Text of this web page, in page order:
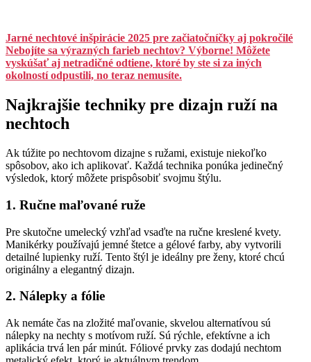
Jarné nechtové inšpirácie 2025 pre začiatočníčky aj pokročilé
Nebojíte sa výrazných farieb nechtov? Výborne! Môžete
vyskúšať aj netradičné odtiene, ktoré by ste si za iných
okolností odpustili, no teraz nemusíte.
Najkrajšie techniky pre dizajn ruží na
nechtoch
Ak túžite po nechtovom dizajne s ružami, existuje niekoľko
spôsobov, ako ich aplikovať. Každá technika ponúka jedinečný
výsledok, ktorý môžete prispôsobiť svojmu štýlu.
1. Ručne maľované ruže
Pre skutočne umelecký vzhľad vsaďte na ručne kreslené kvety.
Manikérky používajú jemné štetce a gélové farby, aby vytvorili
detailné lupienky ruží. Tento štýl je ideálny pre ženy, ktoré chcú
originálny a elegantný dizajn.
2. Nálepky a fólie
Ak nemáte čas na zložité maľovanie, skvelou alternatívou sú
nálepky na nechty s motívom ruží. Sú rýchle, efektívne a ich
aplikácia trvá len pár minút. Fóliové prvky zas dodajú nechtom